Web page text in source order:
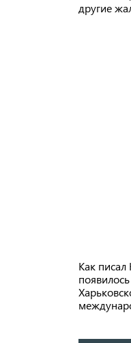
другие
Как писал